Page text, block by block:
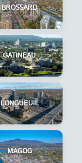
BROSSARD
GATINEAU
LONGUEUIL
MAGOG